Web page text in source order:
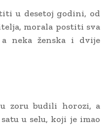
u desetoj godini, od
morala postiti sva
neka ženska i dvije
u zoru budili horozi, a
u selu, koji je imao